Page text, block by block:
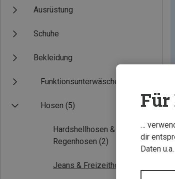
Ausrüstung
Schuhe
Bekleidung
Funktionsunterwäsche
Hosen (5)
Hardshellhosen &
Regenhosen (2)
Jeans & Freizeithosen
Für
…
dir
Daten